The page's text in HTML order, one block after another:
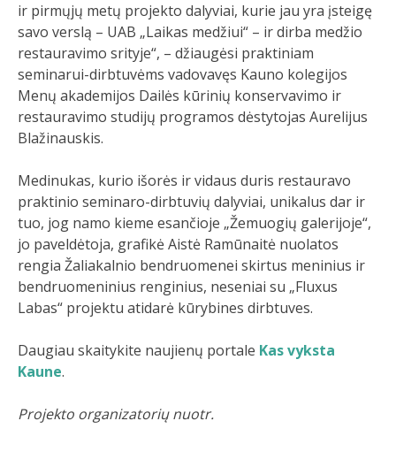
ir pirmųjų metų projekto dalyviai, kurie jau yra įsteigę
savo verslą – UAB „Laikas medžiui“ – ir dirba medžio
restauravimo srityje“, – džiaugėsi praktiniam
seminarui-dirbtuvėms vadovavęs Kauno kolegijos
Menų akademijos Dailės kūrinių konservavimo ir
restauravimo studijų programos dėstytojas Aurelijus
Blažinauskis.
Medinukas, kurio išorės ir vidaus duris restauravo
praktinio seminaro-dirbtuvių dalyviai, unikalus dar ir
tuo, jog namo kieme esančioje „Žemuogių galerijoje“,
jo paveldėtoja, grafikė Aistė Ramūnaitė nuolatos
rengia Žaliakalnio bendruomenei skirtus meninius ir
bendruomeninius renginius, neseniai su „Fluxus
Labas“ projektu atidarė kūrybines dirbtuves.
Daugiau skaitykite naujienų portale Kas vyksta
Kaune.
Projekto organizatorių nuotr.